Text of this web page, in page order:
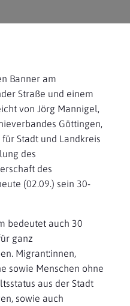
Banner am
Straße und einem
von Jörg Mannigel,
Göttingen,
Stadt und Landkreis
des
des
(02.09.) sein 30-
bedeutet auch 30
ganz
Migrant:innen,
sowie Menschen ohne
aus der Stadt
sowie auch